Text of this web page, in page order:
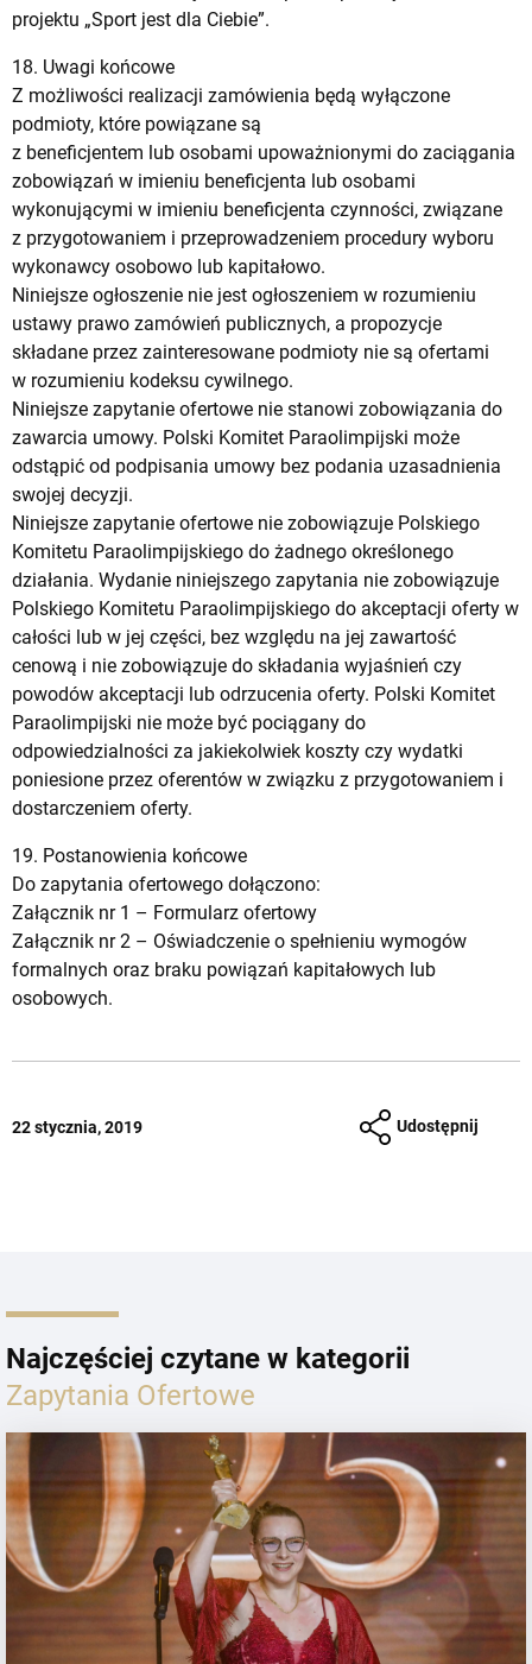
projektu „Sport jest dla Ciebie”.
18. Uwagi końcowe
Z możliwości realizacji zamówienia będą wyłączone
podmioty, które powiązane są
z beneficjentem lub osobami upoważnionymi do zaciągania
zobowiązań w imieniu beneficjenta lub osobami
wykonującymi w imieniu beneficjenta czynności, związane
z przygotowaniem i przeprowadzeniem procedury wyboru
wykonawcy osobowo lub kapitałowo.
Niniejsze ogłoszenie nie jest ogłoszeniem w rozumieniu
ustawy prawo zamówień publicznych, a propozycje
składane przez zainteresowane podmioty nie są ofertami
w rozumieniu kodeksu cywilnego.
Niniejsze zapytanie ofertowe nie stanowi zobowiązania do
zawarcia umowy. Polski Komitet Paraolimpijski może
odstąpić od podpisania umowy bez podania uzasadnienia
swojej decyzji.
Niniejsze zapytanie ofertowe nie zobowiązuje Polskiego
Komitetu Paraolimpijskiego do żadnego określonego
działania. Wydanie niniejszego zapytania nie zobowiązuje
Polskiego Komitetu Paraolimpijskiego do akceptacji oferty w
całości lub w jej części, bez względu na jej zawartość
cenową i nie zobowiązuje do składania wyjaśnień czy
powodów akceptacji lub odrzucenia oferty. Polski Komitet
Paraolimpijski nie może być pociągany do
odpowiedzialności za jakiekolwiek koszty czy wydatki
poniesione przez oferentów w związku z przygotowaniem i
dostarczeniem oferty.
19. Postanowienia końcowe
Do zapytania ofertowego dołączono:
Załącznik nr 1 – Formularz ofertowy
Załącznik nr 2 – Oświadczenie o spełnieniu wymogów
formalnych oraz braku powiązań kapitałowych lub
osobowych.
22 stycznia, 2019 Udostępnij
Najczęściej czytane w kategorii
Zapytania Ofertowe